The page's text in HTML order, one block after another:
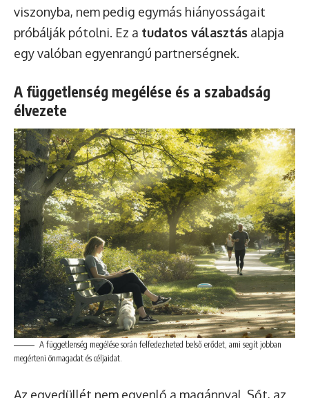
viszonyba, nem pedig egymás hiányosságait
próbálják pótolni. Ez a tudatos választás alapja
egy valóban egyenrangú partnerségnek.
A függetlenség megélése és a szabadság
élvezete
A függetlenség megélése során felfedezheted belső erődet, ami segít jobban
megérteni önmagadat és céljaidat.
Az egyedüllét nem egyenlő a magánnyal. Sőt, az